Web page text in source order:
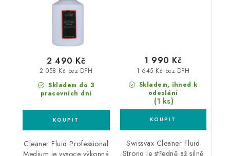
Skladem do 3
pracovních dní
2 058 Kč bez DPH
2 490 Kč
Cleaner Fluid Professional
Skladem, ihned k
odeslání
(1 ks)
1 645 Kč bez DPH
1 990 Kč
Swissvax Cleaner Fluid
Strong je středně až silně